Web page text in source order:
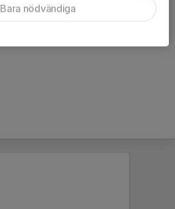
Bara nödvändiga